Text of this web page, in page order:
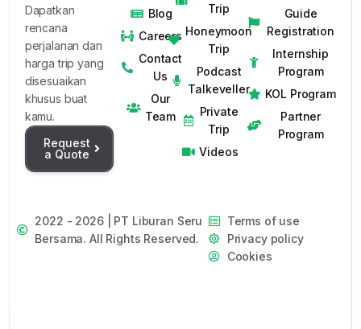
Dapatkan
rencana
perjalanan dan
harga trip yang
disesuaikan
khusus buat
kamu.
Request
a Quote
Blog
Careers
Contact
Us
Our
Team
Trip
Honeymoon
Trip
Podcast
Talkeveller
Private
Trip
Videos
Guide
Registration
Internship
Program
KOL Program
Partner
Program
2022 - 2026 | PT Liburan Seru
Bersama. All Rights Reserved.
Terms of use
Privacy policy
Cookies